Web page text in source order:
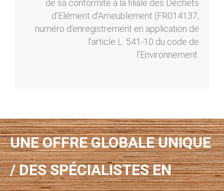
de sa conformité à la filiale des Déchets
d’Elément d’Ameublement (FR014137,
numéro d’enregistrement en application de
l’article L. 541-10 du code de
l’Environnement.
UNE OFFRE GLOBALE UNIQUE
/ DES SPÉCIALISTES EN